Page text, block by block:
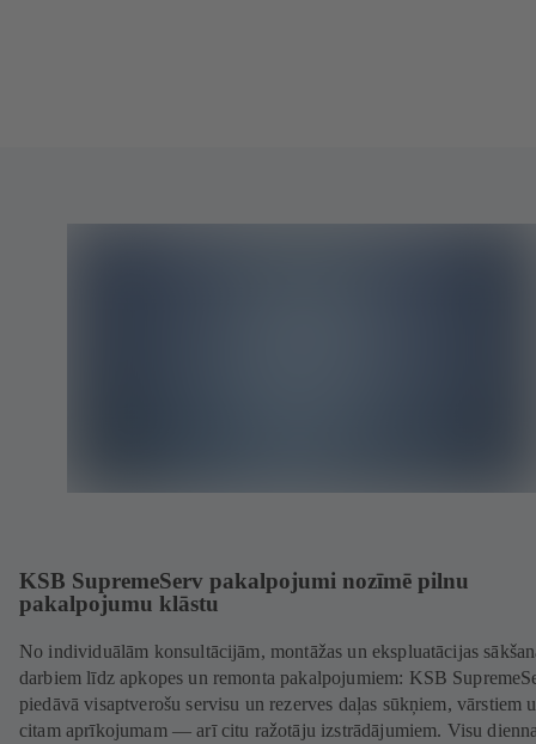
KSB SupremeServ pakalpojumi nozīmē pilnu
pakalpojumu klāstu
No individuālām konsultācijām, montāžas un ekspluatācijas
darbiem līdz apkopes un remonta pakalpojumiem: KSB
piedāvā visaptverošu servisu un rezerves daļas sūkņiem, vārstiem
citam aprīkojumam — arī citu ražotāju izstrādājumiem. Visu